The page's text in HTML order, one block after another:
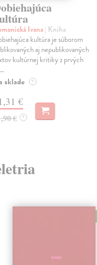
Ivana| Kniha
kultúra je súborom
aj nepublikovaných
kultúrnej kritiky z prvých
sklade ?
€
€ ?